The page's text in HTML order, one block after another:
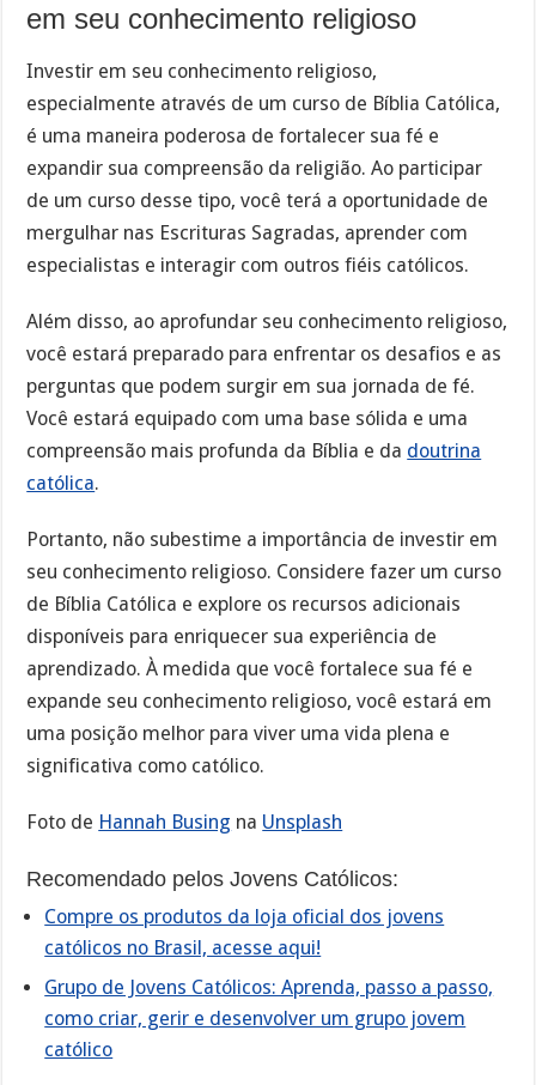
em seu conhecimento religioso
Investir em seu conhecimento religioso,
especialmente através de um curso de Bíblia Católica,
é uma maneira poderosa de fortalecer sua fé e
expandir sua compreensão da religião. Ao participar
de um curso desse tipo, você terá a oportunidade de
mergulhar nas Escrituras Sagradas, aprender com
especialistas e interagir com outros fiéis católicos.
Além disso, ao aprofundar seu conhecimento religioso,
você estará preparado para enfrentar os desafios e as
perguntas que podem surgir em sua jornada de fé.
Você estará equipado com uma base sólida e uma
compreensão mais profunda da Bíblia e da doutrina
católica.
Portanto, não subestime a importância de investir em
seu conhecimento religioso. Considere fazer um curso
de Bíblia Católica e explore os recursos adicionais
disponíveis para enriquecer sua experiência de
aprendizado. À medida que você fortalece sua fé e
expande seu conhecimento religioso, você estará em
uma posição melhor para viver uma vida plena e
significativa como católico.
Foto de Hannah Busing na Unsplash
Recomendado pelos Jovens Católicos:
Compre os produtos da loja oficial dos jovens
católicos no Brasil, acesse aqui!
Grupo de Jovens Católicos: Aprenda, passo a passo,
como criar, gerir e desenvolver um grupo jovem
católico